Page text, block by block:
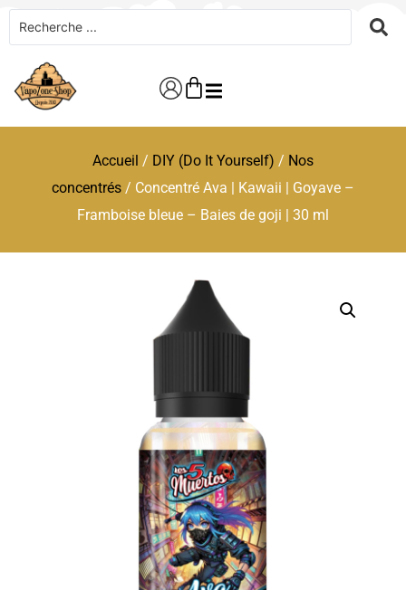
Accueil / DIY (Do It Yourself) / Nos
concentrés / Concentré Ava | Kawaii | Goyave –
Framboise bleue – Baies de goji | 30 ml